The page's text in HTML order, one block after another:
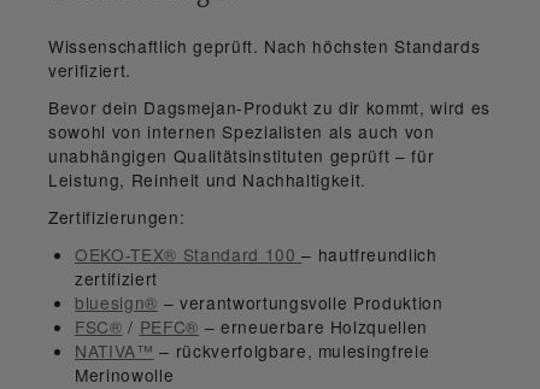
Wissenschaftlich geprüft. Nach höchsten Standards
verifiziert.
Bevor dein Dagsmejan-Produkt zu dir kommt, wird es
sowohl von internen Spezialisten als auch von
unabhängigen Qualitätsinstituten geprüft – für
Leistung, Reinheit und Nachhaltigkeit.
Zertifizierungen:
OEKO-TEX® Standard 100 – hautfreundlich
zertifiziert
bluesign® – verantwortungsvolle Produktion
FSC® / PEFC® – erneuerbare Holzquellen
NATIVA™ – rückverfolgbare, mulesingfreie
Merinowolle